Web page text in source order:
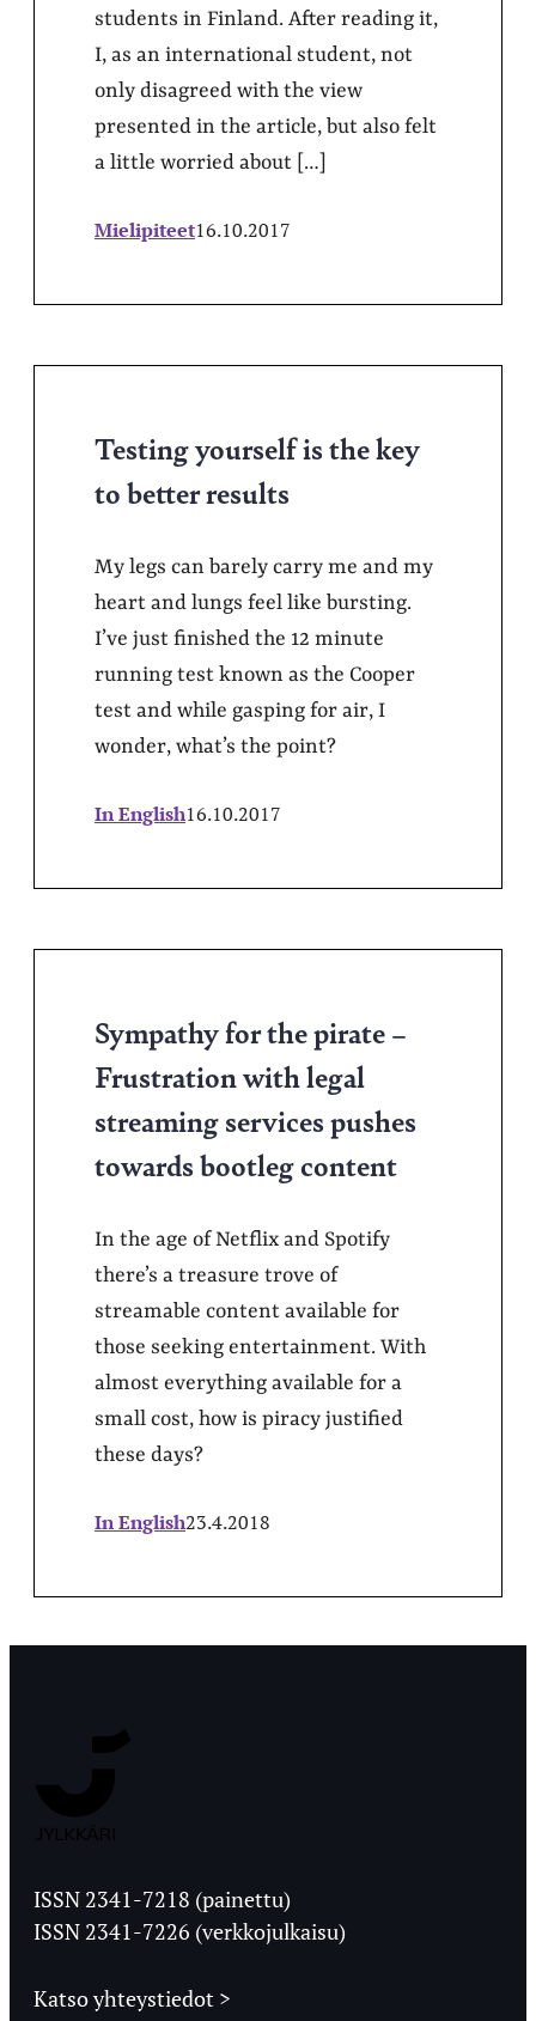
students in Finland. After reading it,
I, as an international student, not
only disagreed with the view
presented in the article, but also felt
a little worried about […]
Mielipiteet16.10.2017
Testing yourself is the key
to better results
My legs can barely carry me and my
heart and lungs feel like bursting.
I’ve just finished the 12 minute
running test known as the Cooper
test and while gasping for air, I
wonder, what’s the point?
In English16.10.2017
Sympathy for the pirate –
Frustration with legal
streaming services pushes
towards bootleg content
In the age of Netflix and Spotify
there’s a treasure trove of
streamable content available for
those seeking entertainment. With
almost everything available for a
small cost, how is piracy justified
these days?
In English23.4.2018
Ylioppilaslehti
ISSN 2341-7218 (painettu)
ISSN 2341-7226 (verkkojulkaisu)
Katso yhteystiedot >